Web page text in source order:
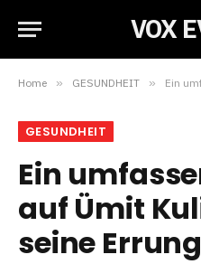
VOX
Home » GESUNDHEIT » Ein
GESUNDHEIT
Ein
auf Ümit
seine